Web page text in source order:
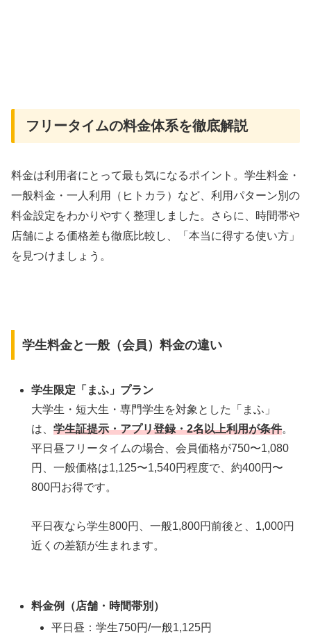
フリータイムの料金体系を徹底解説
料金は利用者にとって最も気になるポイント。学生料金・
一般料金・一人利用（ヒトカラ）など、利用パターン別の
料金設定をわかりやすく整理しました。さらに、時間帯や
店舗による価格差も徹底比較し、「本当に得する使い方」
を見つけましょう。
学生料金と一般（会員）料金の違い
学生限定「まふ」プラン
大学生・短大生・専門学生を対象とした「まふ」
は、学生証提示・アプリ登録・2名以上利用が条件。
平日昼フリータイムの場合、会員価格が750〜1,080
円、一般価格は1,125〜1,540円程度で、約400円〜
800円お得です。
平日夜なら学生800円、一般1,800円前後と、1,000円
近くの差額が生まれます。
料金例（店舗・時間帯別）
平日昼：学生750円/一般1,125円